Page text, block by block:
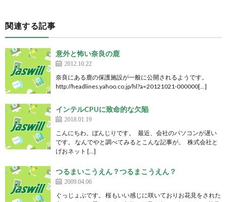
関連する記事
意外と怖い奈良の鹿
2012.10.22
奈良にある鹿の保護施設が一般に公開されるようです。
http://headlines.yahoo.co.jp/hl?a=20121021-000000[…]
インテルCPUに致命的な欠陥
2018.01.19
こんにちわ。ぼんじりです。 最近、会社のパソコンが遅い
です。 なんでやと調べてみるとこんな記事が。 株式会社と
げおネット […]
つるまいこうえん？つるまこうえん？
2009.04.06
ぐっじょぶです。 桜もいい感じに咲いておりお花見をされた